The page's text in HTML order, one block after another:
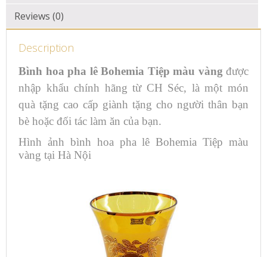
Reviews (0)
Description
Bình hoa pha lê Bohemia Tiệp màu vàng được
nhập khẩu chính hãng từ CH Séc, là một món
quà tặng cao cấp giành tặng cho người thân bạn
bè hoặc đối tác làm ăn của bạn.
Hình ảnh bình hoa pha lê Bohemia Tiệp màu
vàng tại Hà Nội